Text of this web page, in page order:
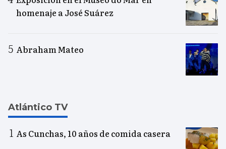
homenaje a José Suárez
Abraham Mateo
Atlántico TV
As Cunchas, 10 años de comida casera